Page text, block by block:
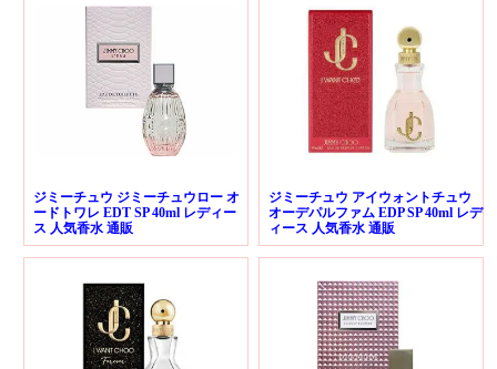
ジミーチュウ ジミーチュウロー オ
ードトワレ EDT SP 40ml レディー
ス 人気香水 通販
ジミーチュウ アイウォントチュウ
オーデパルファム EDP SP 40ml レデ
ィース 人気香水 通販